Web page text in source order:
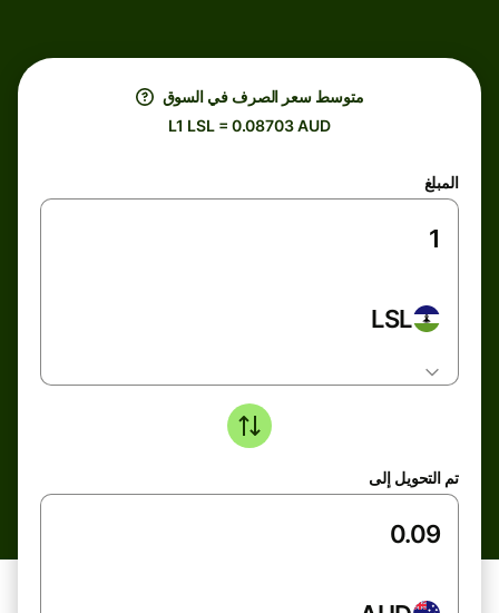
متوسط ​​سعر الصرف في السوق
L1 LSL = 0.08703 AUD
المبلغ
LSL
تم التحويل إلى